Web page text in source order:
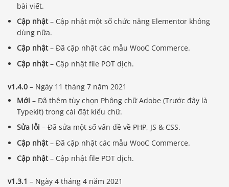
bài viết.
Cập nhật– Cập nhật một số chức năng Elementor không
dùng nữa.
Cập nhật– Đã cập nhật các mẫu WooC Commerce.
Cập nhật– Cập nhật file POT dịch.
v1.4.0 – Ngày 11 tháng 7 năm 2021
Mới – Đã thêm tùy chọn Phông chữ Adobe (Trước đây là
Typekit) trong cài đặt kiểu chữ.
Sửa lỗi – Đã sửa một số vấn đề về PHP, JS & CSS.
Cập nhật– Đã cập nhật các mẫu WooC Commerce.
Cập nhật– Cập nhật file POT dịch.
v1.3.1 – Ngày 4 tháng 4 năm 2021